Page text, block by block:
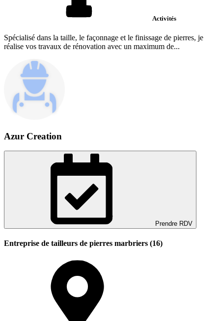
Activités
Spécialisé dans la taille, le façonnage et le finissage de pierres, je
réalise vos travaux de rénovation avec un maximum de...
Azur Creation
Prendre RDV
Entreprise de tailleurs de pierres marbriers (16)